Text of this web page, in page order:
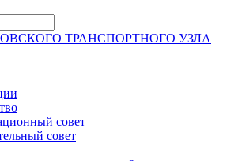
ТРАНСПОРТНОГО УЗЛА
совет
совет